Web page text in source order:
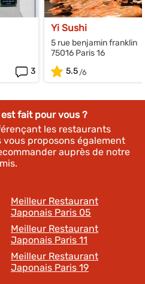
3
Yi Sushi
5 rue benjamin franklin
75016 Paris 16
5.5
fait pour vous ?
les restaurants
vous proposons également
auprès de notre
Meilleur Restaurant
Japonais Paris 05
Meilleur Restaurant
Japonais Paris 11
Meilleur Restaurant
Japonais Paris 19